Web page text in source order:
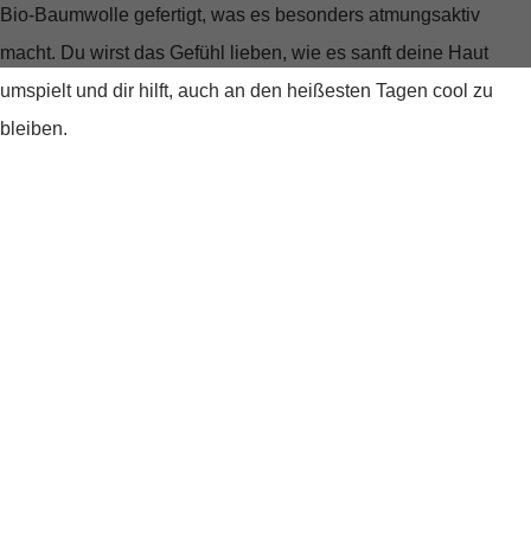
Bio-Baumwolle gefertigt, was es besonders atmungsaktiv
macht. Du wirst das Gefühl lieben, wie es sanft deine Haut
umspielt und dir hilft, auch an den heißesten Tagen cool zu
bleiben.